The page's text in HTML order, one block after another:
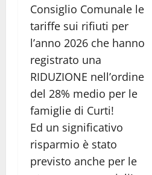
Consiglio Comunale le
tariffe sui rifiuti per
l’anno 2026 che hanno
registrato una
RIDUZIONE nell’ordine
del 28% medio per le
famiglie di Curti!
Ed un significativo
risparmio è stato
previsto anche per le